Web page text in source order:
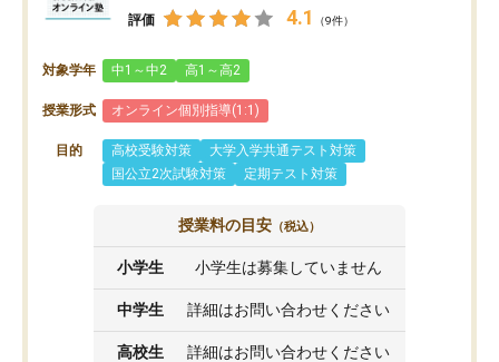
評価 4.1 （9件）
対象学年 中1～中2 高1～高2
授業形式 オンライン個別指導(1:1)
目的 高校受験対策
大学入学共通テスト対策
国公立2次試験対策
定期テスト対策
授業料の目安 （税込）
小学生 小学生は募集していません
中学生 詳細はお問い合わせください
高校生 詳細はお問い合わせください